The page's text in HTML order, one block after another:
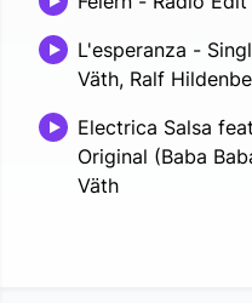
L'esperanza -
Väth, Ralf
Electrica Salsa
Original (Baba
Väth